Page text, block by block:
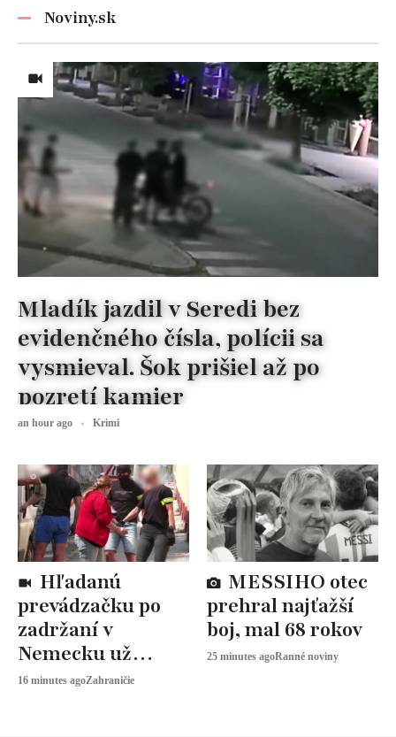
Noviny.sk
prevádzačku po
zadržaní v
Nemecku už
previezli späť na
16 minutes agoZahraničie
prehral najťažší
boj, mal 68 rokov
25 minutes agoRanné noviny
Mladík jazdil v Seredi bez
evidenčného čísla, polícii sa
vysmieval. Šok prišiel až po
pozretí kamier
an hour ago Krimi